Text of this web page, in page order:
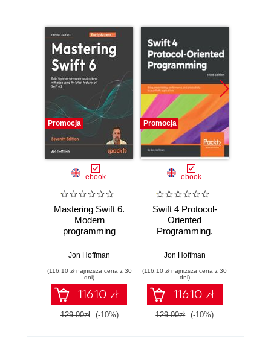
Promocja
ebook
Mastering Swift 6.
Modern
programming
high-performance
Seventh Edition
Jon Hoffman
(116,10 zł najniższa cena z 30
dni)
116.10 zł
129.00zł (-10%)
Promocja
ebook
Swift 4 Protocol-
Oriented
Programming.
performance, and
Swift applications -
Third Edition
Jon Hoffman
(116,10 zł najniższa cena z 30
dni)
116.10 zł
129.00zł (-10%)